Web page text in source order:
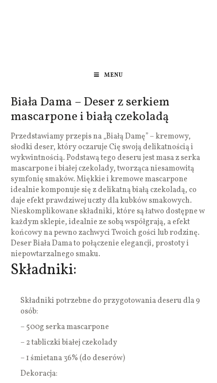
MENU
Biała Dama – Deser z serkiem
mascarpone i białą czekoladą
Przedstawiamy przepis na „Białą Damę” – kremowy,
słodki deser, który oczaruje Cię swoją delikatnością i
wykwintnością. Podstawą tego deseru jest masa z serka
mascarpone i białej czekolady, tworząca niesamowitą
symfonię smaków. Miękkie i kremowe mascarpone
idealnie komponuje się z delikatną białą czekoladą, co
daje efekt prawdziwej uczty dla kubków smakowych.
Nieskomplikowane składniki, które są łatwo dostępne w
każdym sklepie, idealnie ze sobą współgrają, a efekt
końcowy na pewno zachwyci Twoich gości lub rodzinę.
Deser Biała Dama to połączenie elegancji, prostoty i
niepowtarzalnego smaku.
Składniki:
Składniki potrzebne do przygotowania deseru dla 9
osób:
– 500g serka mascarpone
– 2 tabliczki białej czekolady
– 1 śmietana 36% (do deserów)
Dekoracja: